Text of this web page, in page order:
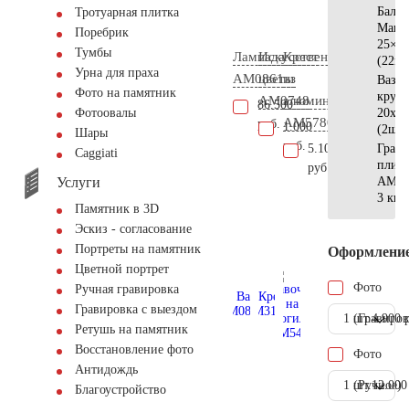
Тротуарная плитка
Поребрик
Тумбы
Урна для праха
Фото на памятник
Фотоовалы
Шары
Сaggiati
Услуги
Памятник в 3D
Эскиз - согласование
Портреты на памятник
Цветной портрет
Ручная гравировка
Гравировка с выездом
Ретушь на памятник
Восстановление фото
Антидождь
Благоустройство
Лампада
AM0861
86.500
руб.
Искусственные
цветы
AM0748
1.000
руб.
Крест
из
алюминия
AM5780
5.100
руб.
Ваза
(2шт)
3
Фото
1 шт.4.900
Фото
(Ручное)
1 шт.